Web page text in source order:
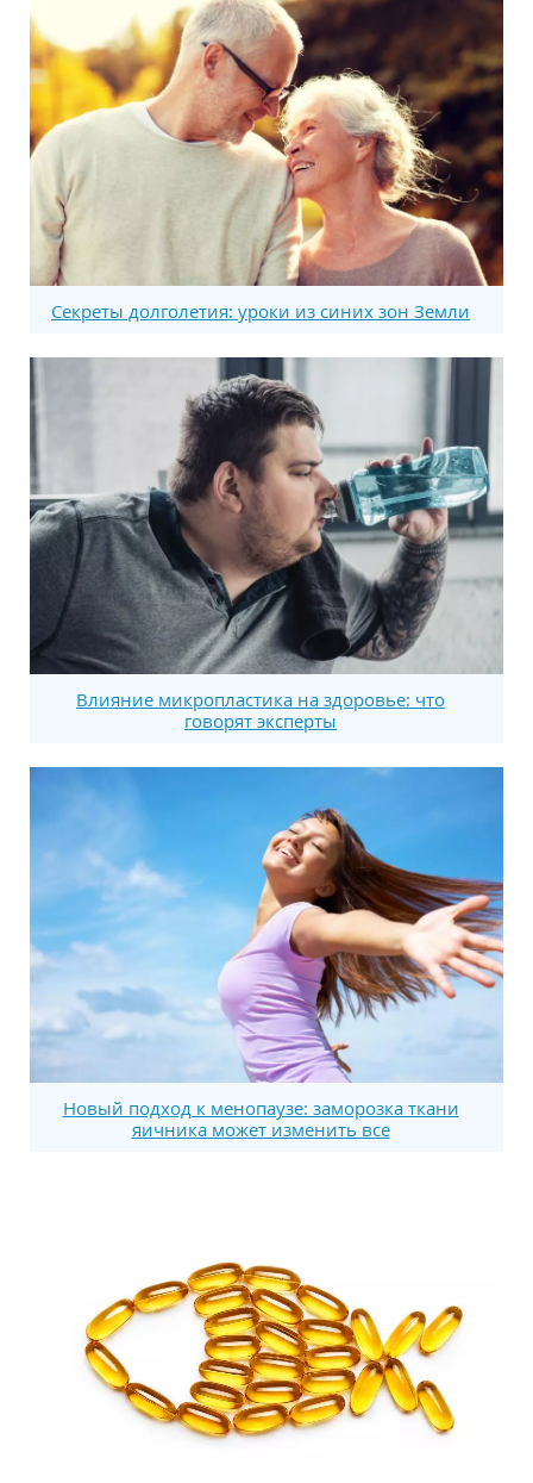
Секреты долголетия: уроки из синих зон Земли
Влияние микропластика на здоровье: что
говорят эксперты
Новый подход к менопаузе: заморозка ткани
яичника может изменить все